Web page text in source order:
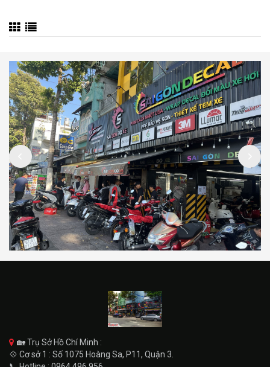
🏡 Trụ Sở Hồ Chí Minh :
💠 Cơ sở 1 : Số 1075 Hoàng Sa, P11, Quận 3.